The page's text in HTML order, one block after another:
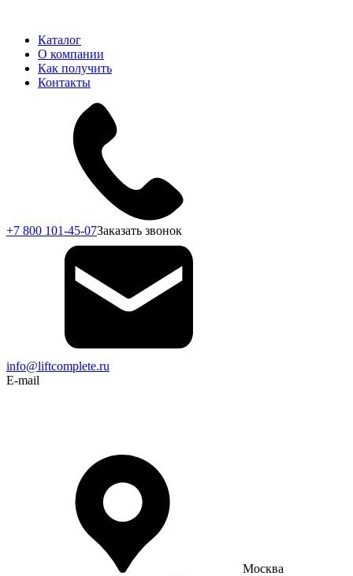
Каталог
О компании
Как получить
Контакты
+7 800 101-45-07Заказать звонок
info@liftcomplete.ru
E-mail
Москва